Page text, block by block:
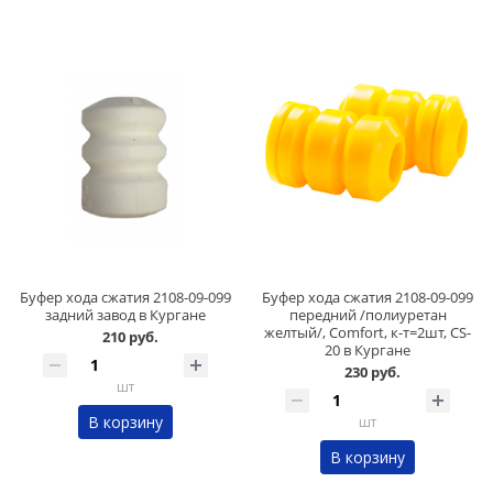
Буфер хода сжатия 2108-09-099
задний завод в Кургане
210 руб.
шт
В корзину
Буфер хода сжатия 2108-09-099
передний /полиуретан
желтый/, Comfort, к-т=2шт, CS-
20 в Кургане
230 руб.
шт
В корзину